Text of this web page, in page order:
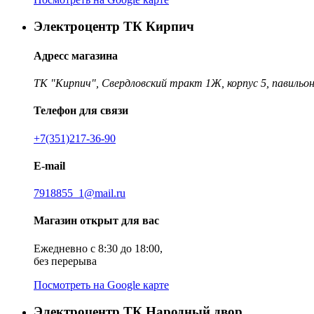
Электроцентр ТК Кирпич
Адресс магазина
ТК "Кирпич", Свердловский тракт 1Ж, корпус 5,
Телефон для связи
+7(351)217-36-90
E-mail
7918855_1@mail.ru
Магазин открыт для вас
Ежедневно с 8:30 до 18:00,
без перерыва
Посмотреть на Google карте